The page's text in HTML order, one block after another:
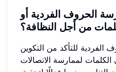
الحروف الفردية أو
من أجل النظافة؟
الفردية للتأكد من التكوين
الكلمات لممارسة الاتصالات